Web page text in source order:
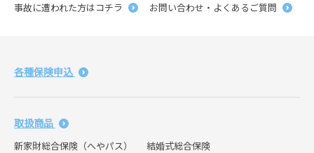
事故に遭われた方はコチラ
お問い合わせ・よくあるご質問
各種保険申込
取扱商品
新家財総合保険（へやパス）
結婚式総合保険